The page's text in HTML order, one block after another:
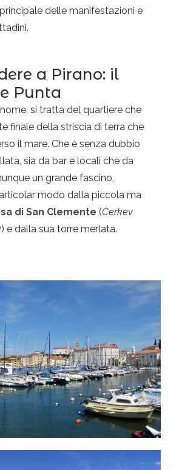
delle manifestazioni e
a Pirano: il
Punta
si tratta del quartiere che
finale della striscia di terra che
il mare. Che è senza dubbio
sia da bar e locali che da
un grande fascino,
modo dalla piccola ma
di San Clemente (Cerkev
) e dalla sua torre merlata.